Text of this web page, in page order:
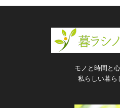
モノと時間と
私らしい暮ら